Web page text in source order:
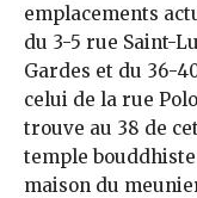
emplacements
du 3-5 rue Saint-
Gardes et du 36-
celui de la rue
trouve au 38 de
temple
maison du